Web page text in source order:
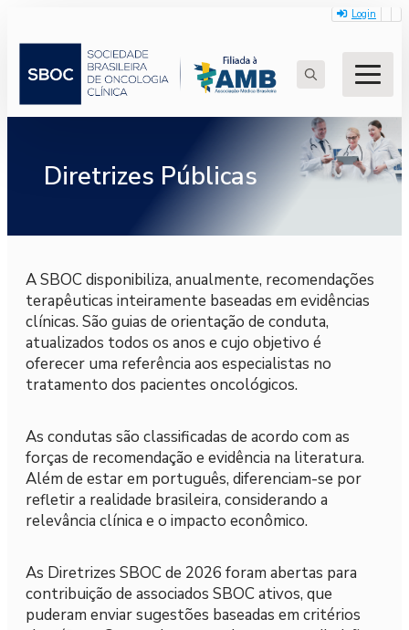
Login
for:
Diretrizes Públicas
A SBOC disponibiliza, anualmente, recomendações
terapêuticas inteiramente baseadas em evidências
clínicas. São guias de orientação de conduta,
atualizados todos os anos e cujo objetivo é
oferecer uma referência aos especialistas no
tratamento dos pacientes oncológicos.
As condutas são classificadas de acordo com as
forças de recomendação e evidência na literatura.
Além de estar em português, diferenciam-se por
refletir a realidade brasileira, considerando a
relevância clínica e o impacto econômico.
As Diretrizes SBOC de 2026 foram abertas para
contribuição de associados SBOC ativos, que
puderam enviar sugestões baseadas em critérios